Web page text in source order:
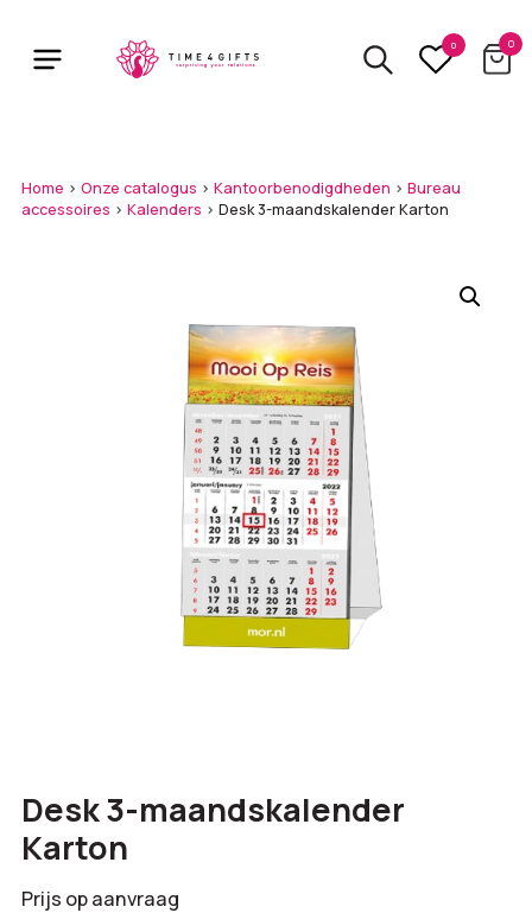
main
0 0
Home > Onze catalogus > Kantoorbenodigdheden > Bureau
accessoires > Kalenders > Desk 3-maandskalender Karton
Desk 3-maandskalender
Karton
Prijs op aanvraag